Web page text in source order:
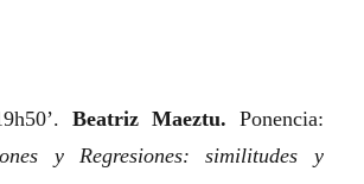
Beatriz Maeztu. Ponencia:
y Regresiones: similitudes y